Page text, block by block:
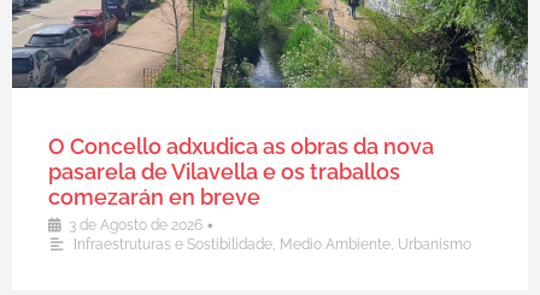
O Concello adxudica as obras da nova
pasarela de Vilavella e os traballos
comezarán en breve
3 de Agosto de 2026 •
Infraestruturas e Sostibilidade, Medio Ambiente, Urbanismo